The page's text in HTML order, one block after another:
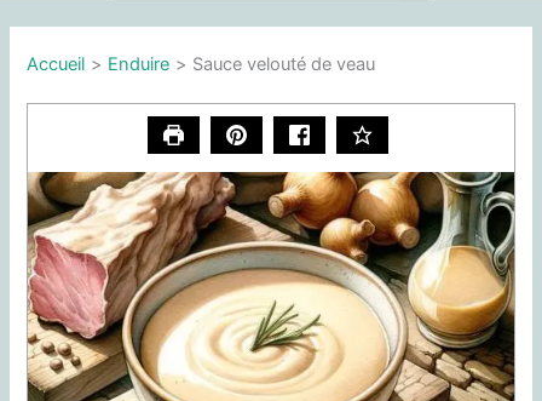
Accueil Enduire Sauce velouté de veau